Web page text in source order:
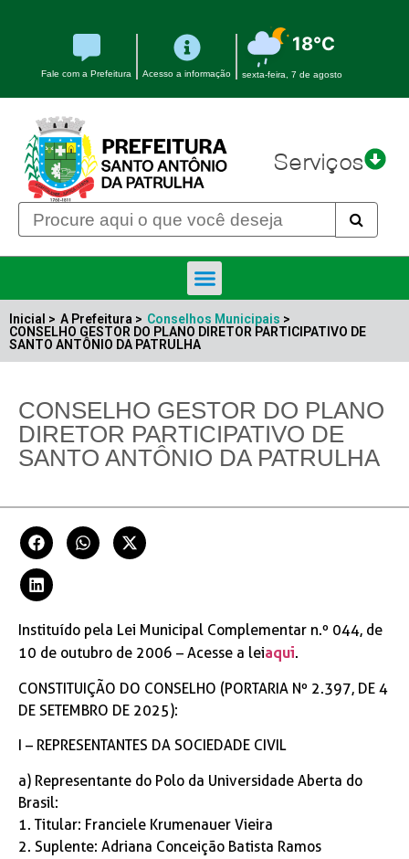
Fale com a Prefeitura Acesso a informação
18°C
sexta-feira, 7 de agosto
Serviços
Inicial > A Prefeitura > Conselhos Municipais >
CONSELHO GESTOR DO PLANO DIRETOR PARTICIPATIVO DE
SANTO ANTÔNIO DA PATRULHA
CONSELHO GESTOR DO PLANO
DIRETOR PARTICIPATIVO DE
SANTO ANTÔNIO DA PATRULHA
Instituído pela Lei Municipal Complementar n.º 044, de
10 de outubro de 2006 – Acesse a leiaqui.
CONSTITUIÇÃO DO CONSELHO (PORTARIA Nº 2.397, DE 4
DE SETEMBRO DE 2025):
I – REPRESENTANTES DA SOCIEDADE CIVIL
a) Representante do Polo da Universidade Aberta do
Brasil:
1. Titular: Franciele Krumenauer Vieira
2. Suplente: Adriana Conceição Batista Ramos